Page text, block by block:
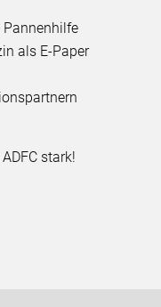
als E-Paper
stark!